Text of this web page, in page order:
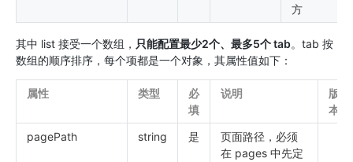
方
其中 list 接受一个数组， 只能配置最少2个、最多5个 tab。tab 按
数组的顺序排序，每个项都是一个对象，其属性值如下：
属性 类型
必
填
说明
版
本
pagePath
string 是
页面路径，必须
在 pages 中先定